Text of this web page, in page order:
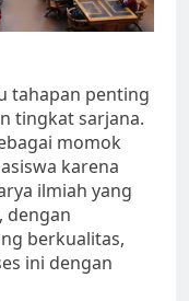
tahapan penting
tingkat sarjana.
momok
karena
ilmiah yang
dengan
berkualitas,
ini dengan